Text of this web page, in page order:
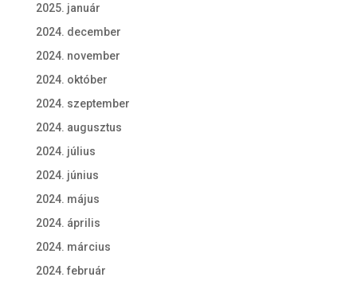
2025. január
2024. december
2024. november
2024. október
2024. szeptember
2024. augusztus
2024. július
2024. június
2024. május
2024. április
2024. március
2024. február